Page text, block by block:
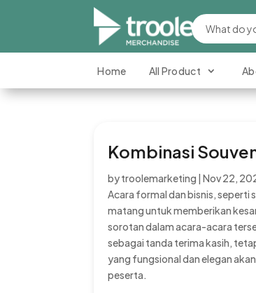
Home All Product
Kombinasi
bytroolemarketing |Nov 22,
Acara formal dan bisnis, seperti
matang untuk memberikan
sorotan dalam acara-acara
sebagai tanda terima kasih,
yang fungsional dan elegan
peserta.